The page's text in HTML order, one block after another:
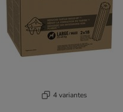
4 variantes